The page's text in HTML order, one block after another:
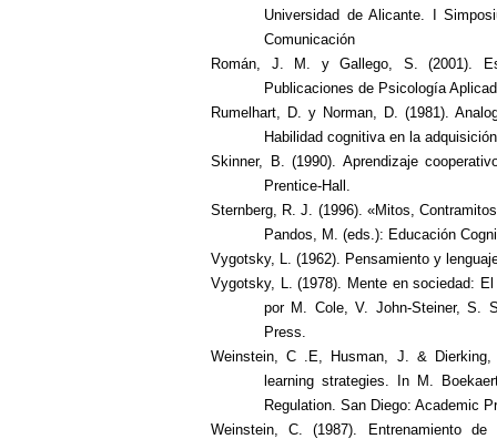
Universidad de Alicante. I
Comunicación
Román, J. M. y Gallego, S. (2001).
Publicaciones de Psicología
Rumelhart, D. y Norman, D. (1981).
Habilidad cognitiva en la
Skinner, B. (1990). Aprendizaje
Prentice-Hall.
Sternberg, R. J. (1996). «Mitos,
Pandos, M. (eds.): Educación
Vygotsky, L. (1962). Pensamiento y
Vygotsky, L. (1978). Mente en sociedad:
por M. Cole, V. John-Steiner, S.
Press.
Weinstein, C .E, Husman, J. &
learning strategies. In M.
Regulation. San Diego: Academic
Weinstein, C. (1987). Entrenamiento